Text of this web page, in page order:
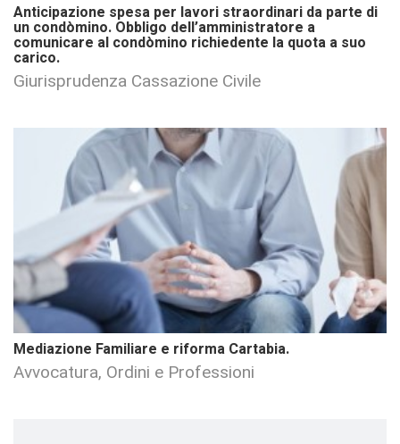
Anticipazione spesa per lavori straordinari da parte di
un condòmino. Obbligo dell’amministratore a
comunicare al condòmino richiedente la quota a suo
carico.
Giurisprudenza Cassazione Civile
Mediazione Familiare e riforma Cartabia.
Avvocatura, Ordini e Professioni